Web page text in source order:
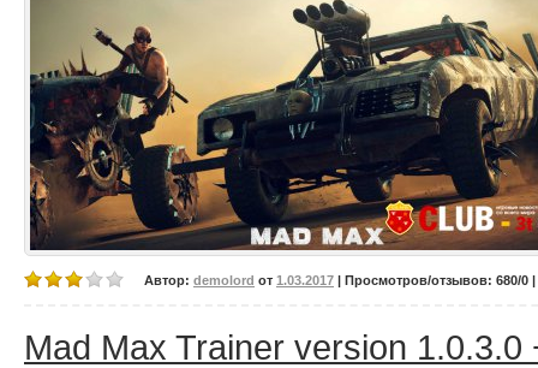
Автор: demolord от 1.03.2017 | Просмотров/отзывов: 680/0 |
Mad Max Trainer version 1.0.3.0